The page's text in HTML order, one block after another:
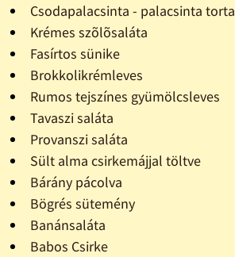
Csodapalacsinta - palacsinta torta
Krémes szõlõsaláta
Fasírtos sünike
Brokkolikrémleves
Rumos tejszínes gyümölcsleves
Tavaszi saláta
Provanszi saláta
Sült alma csirkemájjal töltve
Bárány pácolva
Bögrés sütemény
Banánsaláta
Babos Csirke